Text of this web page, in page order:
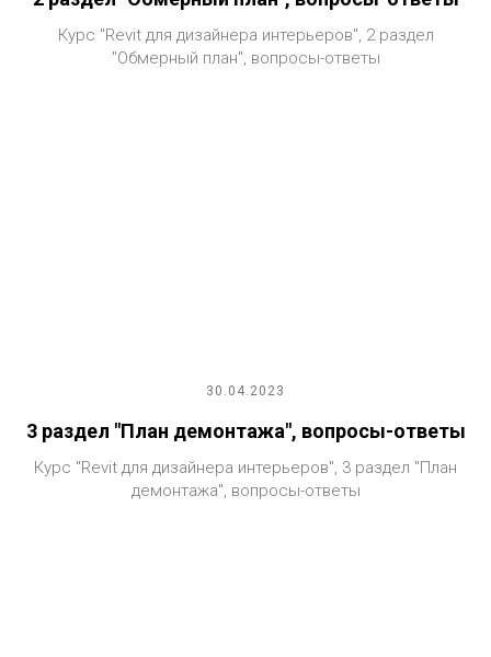
Курс "Revit для дизайнера интерьеров", 2 раздел
"Обмерный план", вопросы-ответы
30.04.2023
3 раздел "План демонтажа", вопросы-ответы
Курс "Revit для дизайнера интерьеров", 3 раздел "План
демонтажа", вопросы-ответы